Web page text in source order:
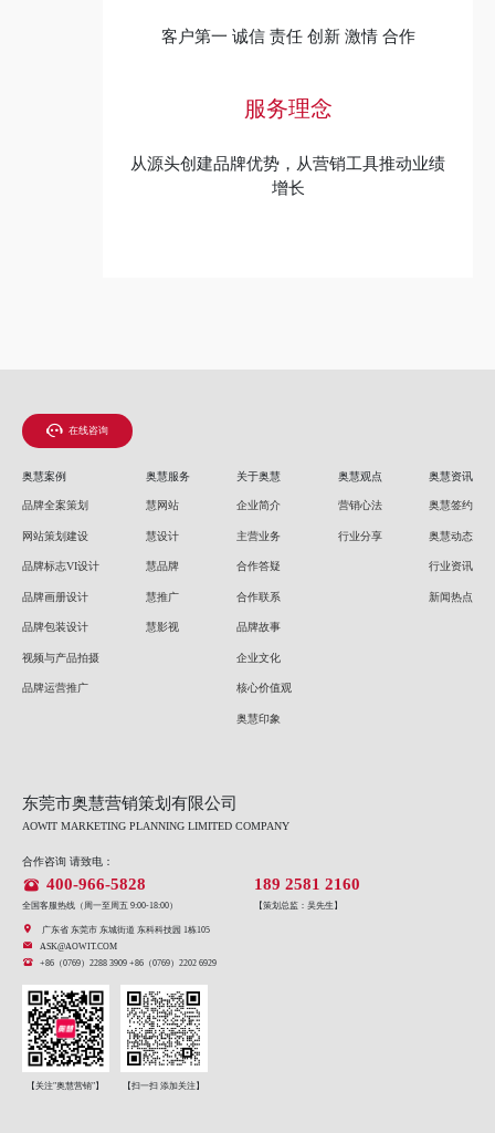
客户第一 诚信 责任 创新 激情 合作
服务理念
从源头创建品牌优势，从营销工具推动业绩
增长
奥慧案例
品牌全案策划
网站策划建设
品牌标志VI设计
品牌画册设计
品牌包装设计
视频与产品拍摄
品牌运营推广
奥慧服务
慧网站
慧设计
慧品牌
慧推广
慧影视
关于奥慧
企业简介
主营业务
合作答疑
合作联系
品牌故事
企业文化
核心价值观
奥慧印象
奥慧观点
营销心法
行业分享
奥慧资讯
奥慧签约
奥慧动态
行业资讯
新闻热点
在线咨询
东莞市奥慧营销策划有限公司
AOWIT MARKETING PLANNING LIMITED COMPANY
合作咨询 请致电：
400-966-5828 189 2581 2160
全国客服热线（周一至周五 9:00-18:00） 【策划总监：吴先生】
广东省 东莞市 东城街道 东科科技园 1栋105
ASK@AOWIT.COM
+86（0769）2288 3909 +86（0769）2202 6929
【关注"奥慧营销"】 【扫一扫 添加关注】